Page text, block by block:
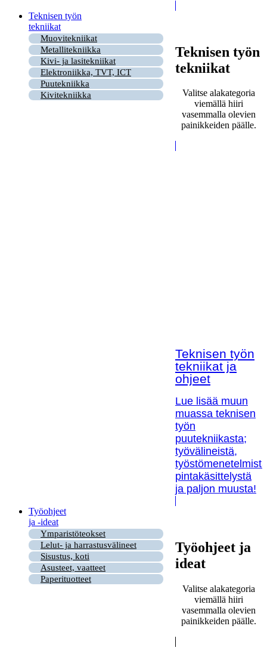
Teknisen työn
tekniikat
Muovitekniikat
Metallitekniikka
Kivi- ja lasitekniikat
Elektroniikka, TVT, ICT
Puutekniikka
Kivitekniikka
Teknisen työn
tekniikat
Valitse alakategoria
viemällä hiiri
vasemmalla olevien
painikkeiden päälle.
Teknisen työn
tekniikat ja
ohjeet
Lue lisää muun
muassa teknisen
työn
puutekniikasta;
työvälineistä,
pintakäsittelystä
ja paljon muusta!
Työohjeet
ja -ideat
Ymparistöteokset
Lelut- ja harrastusvälineet
Sisustus, koti
Asusteet, vaatteet
Paperituotteet
Työohjeet ja
ideat
Valitse alakategoria
viemällä hiiri
vasemmalla olevien
painikkeiden päälle.